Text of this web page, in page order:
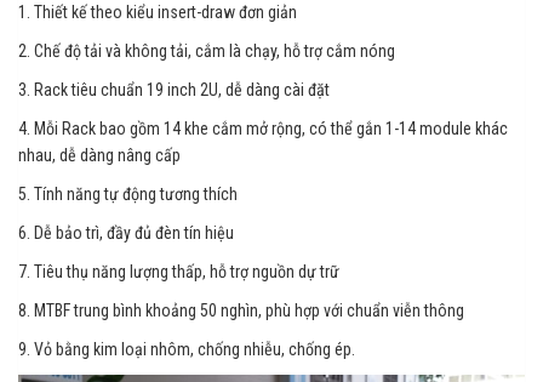
1. Thiết kế theo kiểu insert-draw đơn giản
2. Chế độ tải và không tải, cắm là chạy, hỗ trợ cắm nóng
3. Rack tiêu chuẩn 19 inch 2U, dễ dàng cài đặt
4. Mỗi Rack bao gồm 14 khe cắm mở rộng, có thể gắn 1-14 module khác
nhau, dễ dàng nâng cấp
5. Tính năng tự động tương thích
6. Dễ bảo trì, đầy đủ đèn tín hiệu
7. Tiêu thụ năng lượng thấp, hỗ trợ nguồn dự trữ
8. MTBF trung bình khoảng 50 nghìn, phù hợp với chuẩn viễn thông
9. Vỏ bằng kim loại nhôm, chống nhiễu, chống ép.